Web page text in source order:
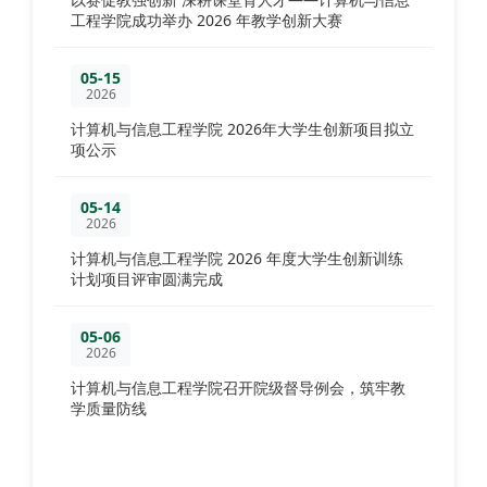
工程学院成功举办 2026 年教学创新大赛
05-15
2026
计算机与信息工程学院 2026年大学生创新项目拟立
项公示
05-14
2026
计算机与信息工程学院 2026 年度大学生创新训练
计划项目评审圆满完成
05-06
2026
计算机与信息工程学院召开院级督导例会，筑牢教
学质量防线